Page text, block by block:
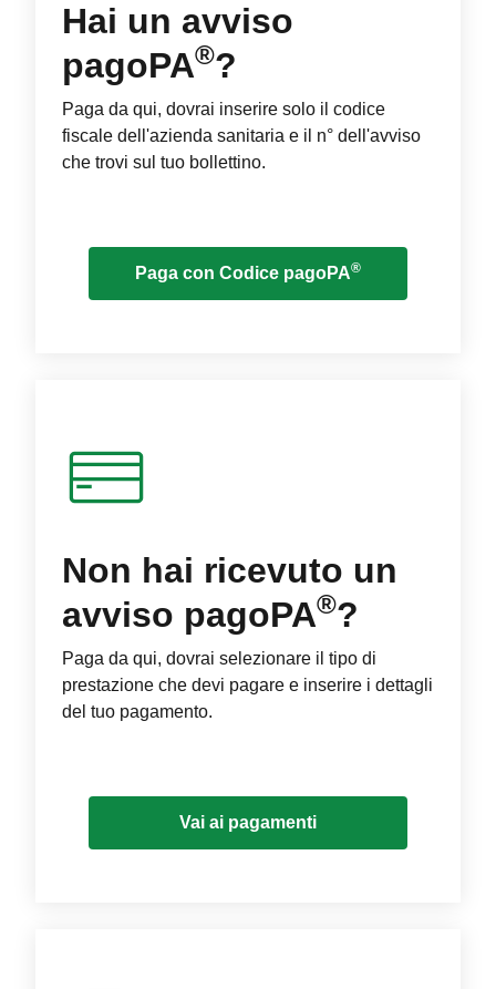
Hai un avviso
pagoPA®?
Paga da qui, dovrai inserire solo il codice
fiscale dell'azienda sanitaria e il n° dell'avviso
che trovi sul tuo bollettino.
Paga con Codice pagoPA®
Non hai ricevuto un
avviso pagoPA®?
Paga da qui, dovrai selezionare il tipo di
prestazione che devi pagare e inserire i dettagli
del tuo pagamento.
Vai ai pagamenti